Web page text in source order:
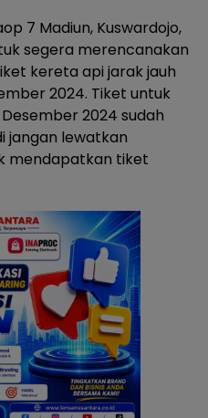
7 Madiun, Kuswardojo,
segera merencanakan
kereta api jarak jauh
2024. Tiket untuk
2024 sudah
jangan lewatkan
mendapatkan tiket